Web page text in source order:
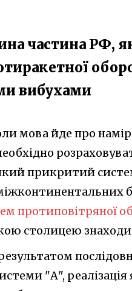
частина РФ,
вибухами
мова йде про
прикритий
протиповітряної
столицею
"А", реалізація